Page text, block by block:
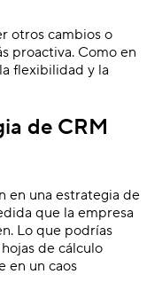
otros cambios o
proactiva. Como en
flexibilidad y la
de CRM
en una estrategia de
que la empresa
Lo que podrías
de cálculo
en un caos